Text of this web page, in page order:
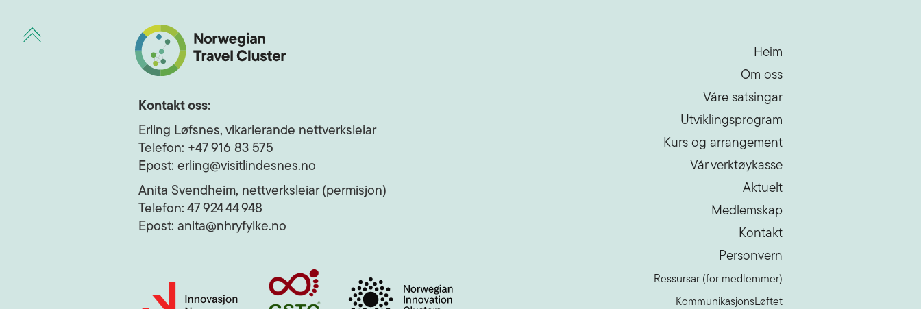
Kontakt oss:
Erling Løfsnes, vikarierande nettverksleiar
Telefon: +47 916 83 575
Epost: erling@visitlindesnes.no
Anita Svendheim, nettverksleiar (permisjon)
Telefon: 47 924 44 948
Epost: anita@nhryfylke.no
Heim
Om oss
Våre satsingar
Utviklingsprogram
Kurs og arrangement
Vår verktøykasse
Aktuelt
Medlemskap
Kontakt
Personvern
Ressursar (for medlemmer)
KommunikasjonsLøftet